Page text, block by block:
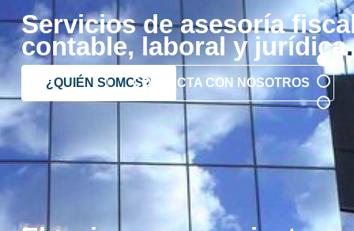
Servicios de asesoría
contable, laboral y jurídica.
¿QUIÉN SOMOS?CONTACTA CON NOSOTROS